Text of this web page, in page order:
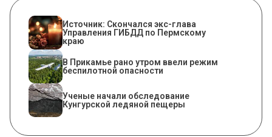
Источник: Скончался экс-глава
Управления ГИБДД по Пермскому
краю
​В Прикамье рано утром ввели режим
беспилотной опасности
Ученые начали обследование
Кунгурской ледяной пещеры